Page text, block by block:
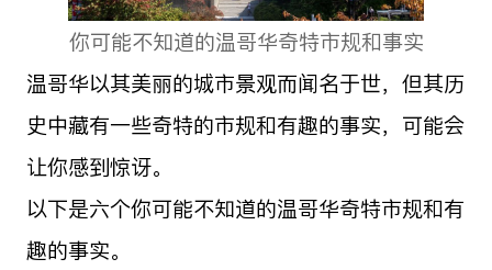
你可能不知道的温哥华奇特市规和事实
温哥华以其美丽的城市景观而闻名于世，但其历
史中藏有一些奇特的市规和有趣的事实，可能会
让你感到惊讶。
以下是六个你可能不知道的温哥华奇特市规和有
趣的事实。